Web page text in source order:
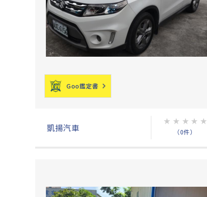
Goo鑑定書
凱揚汽車
★ ★ ★ ★ ★
（0件）